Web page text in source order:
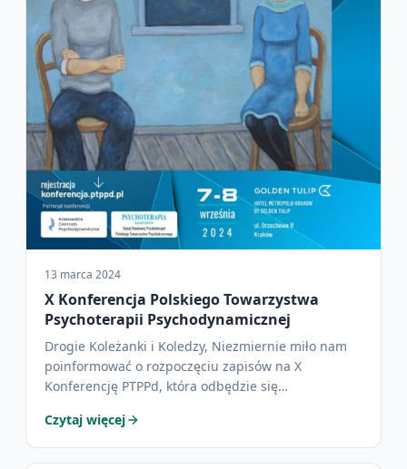
13 marca 2024
X Konferencja Polskiego Towarzystwa
Psychoterapii Psychodynamicznej
Drogie Koleżanki i Koledzy, Niezmiernie miło nam
poinformować o rozpoczęciu zapisów na X
Konferencję PTPPd, która odbędzie się…
Czytaj więcej